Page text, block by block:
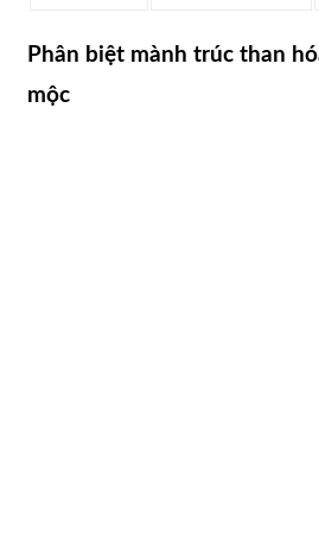
Phân biệt mành trúc than
mộc